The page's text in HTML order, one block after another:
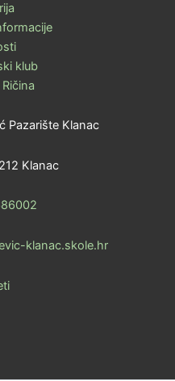
klub
Pazarište Klanac
Klanac
klanac.skole.hr